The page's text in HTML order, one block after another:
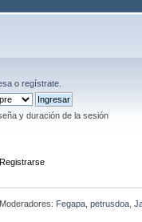
o regístrate
y duración de la sesión
Registrarse
Fegapa, petrusdoa,